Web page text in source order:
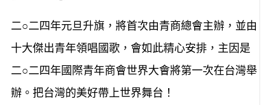
二○二四年元旦升旗，將首次由青商總會主辦，並由
十大傑出青年領唱國歌，會如此精心安排，主因是
二○二四年國際青年商會世界大會將第一次在台灣舉
辦。把台灣的美好帶上世界舞台！